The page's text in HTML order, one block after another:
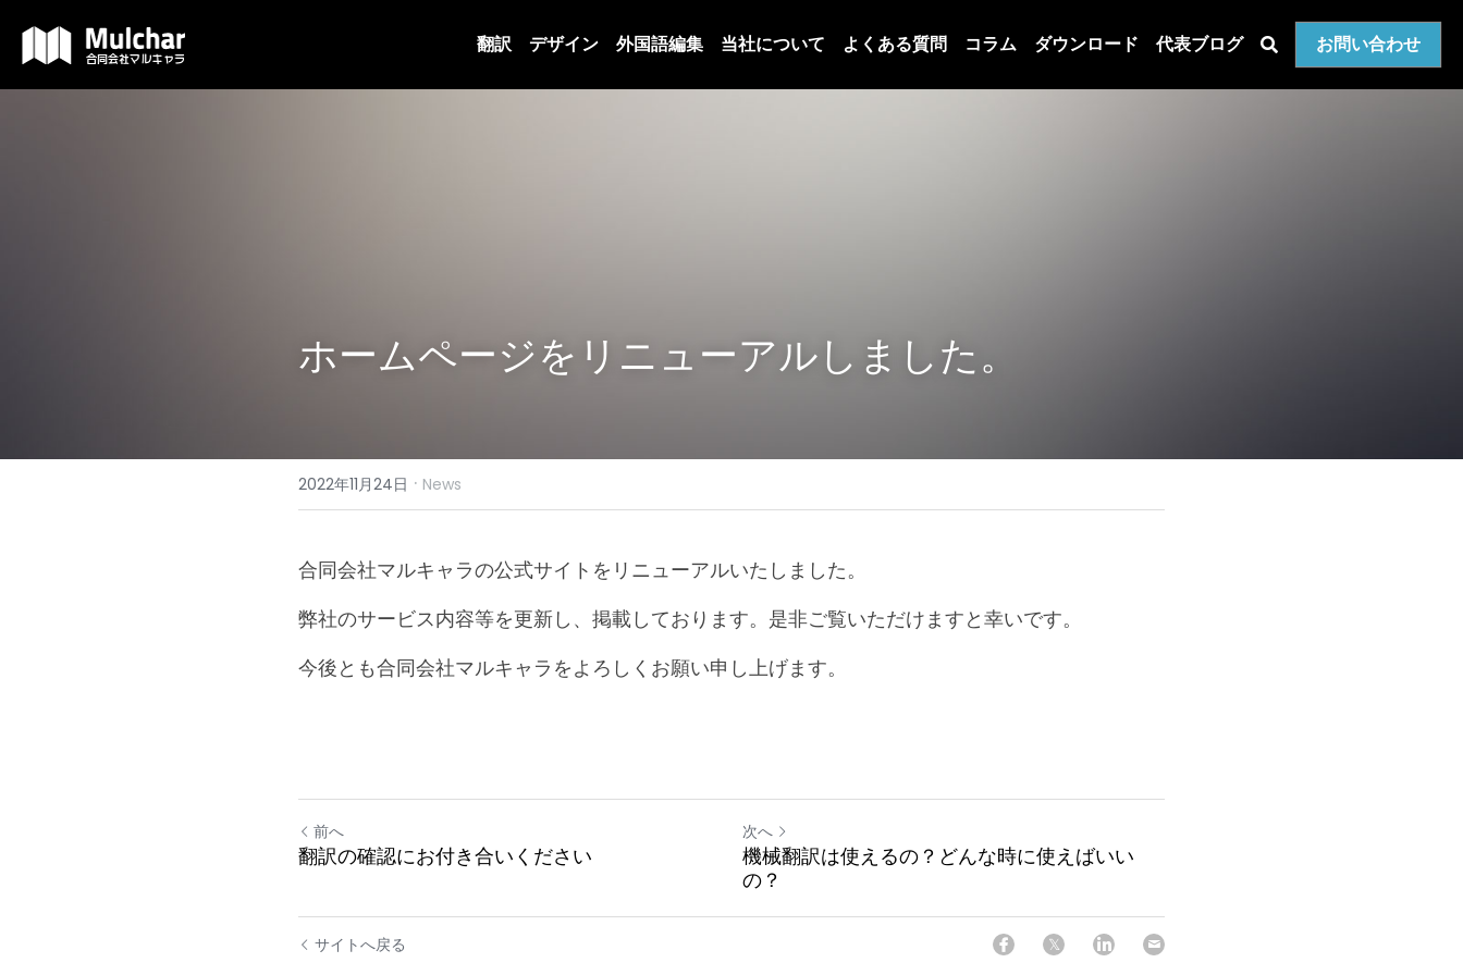
翻訳 デザイン 外国語編集 当社について よくある質問 コラム ダウンロード 代表ブログ お問い合わせ
ホームページをリニューアルしました。
2022年11月24日 · News
合同会社マルキャラの公式サイトをリニューアルいたしました。
弊社のサービス内容等を更新し、掲載しております。是非ご覧いただけますと幸いです。
今後とも合同会社マルキャラをよろしくお願い申し上げます。
前へ
翻訳の確認にお付き合いください
次へ
機械翻訳は使えるの？どんな時に使えばいい
の？
サイトへ戻る